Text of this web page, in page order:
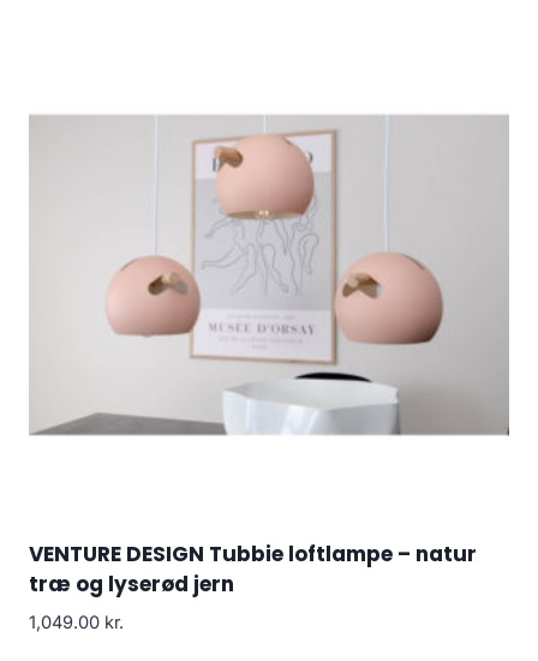
VENTURE DESIGN Tubbie loftlampe – natur
træ og lyserød jern
1,049.00 kr.